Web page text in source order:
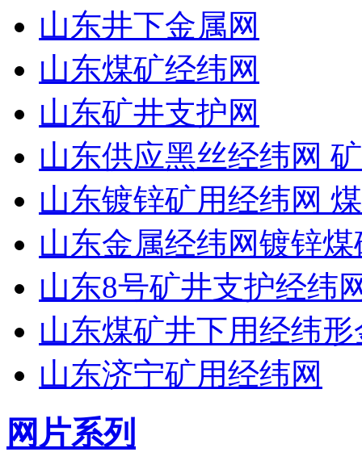
山东井下金属网
山东煤矿经纬网
山东矿井支护网
山东供应黑丝经纬网
山东镀锌矿用经纬网
山东金属经纬网镀锌
山东8号矿井支护经纬
山东煤矿井下用经纬
山东济宁矿用经纬网
网片系列